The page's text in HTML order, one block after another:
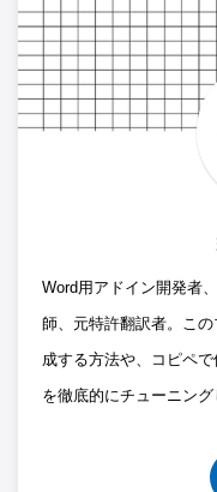
Word用アドイン開発者
師、元特許翻訳者。こ
成する方法や、コピペ
を徹底的にチューニン